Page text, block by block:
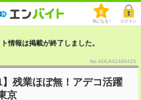
0
気になる！ ログイン
情報は掲載が終了しました。
No.ADCA01466420
残業ほぼ無！アデコ活躍
京